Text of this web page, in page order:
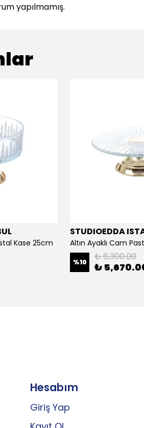
yapılmamış.
Kase 25cm
STUDIOEDDA
Altın Ayaklı Cam
%10 ₺ 6,300.00
₺
Hesabım
Giriş Yap